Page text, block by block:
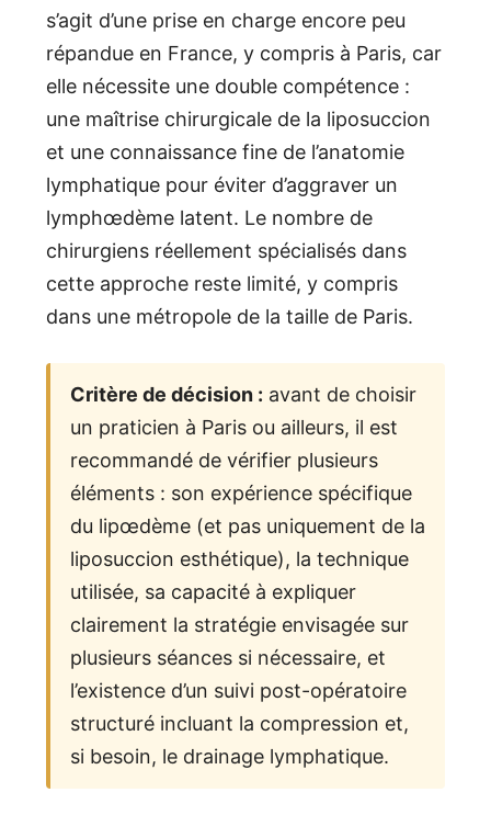
s’agit d’une prise en charge encore peu
répandue en France, y compris à Paris, car
elle nécessite une double compétence :
une maîtrise chirurgicale de la liposuccion
et une connaissance fine de l’anatomie
lymphatique pour éviter d’aggraver un
lymphœdème latent. Le nombre de
chirurgiens réellement spécialisés dans
cette approche reste limité, y compris
dans une métropole de la taille de Paris.
Critère de décision : avant de choisir
un praticien à Paris ou ailleurs, il est
recommandé de vérifier plusieurs
éléments : son expérience spécifique
du lipœdème (et pas uniquement de la
liposuccion esthétique), la technique
utilisée, sa capacité à expliquer
clairement la stratégie envisagée sur
plusieurs séances si nécessaire, et
l’existence d’un suivi post-opératoire
structuré incluant la compression et,
si besoin, le drainage lymphatique.